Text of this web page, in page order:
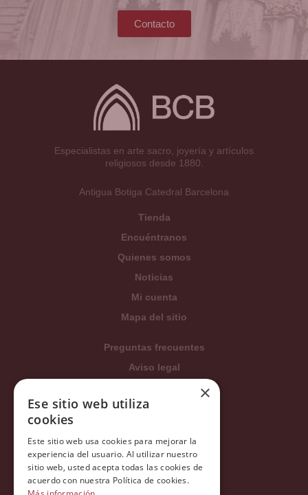
Contacto
Especialistas en arte sacro, joyería y artículos
religiosos desde 1880.
Antigua Botiga Catedral Barcelona
Tienda
Encuéntranos
Quienes somos
Noticias
Mi cuenta
Mapa del sitio
Preguntas frecuentes
Aviso legal
Condiciones generales
Política de privacidad
Política Integrada
Tratamiento de datos
×
Ese sitio web utiliza
cookies
Este sitio web usa cookies para mejorar la
experiencia del usuario. Al utilizar nuestro
sitio web, usted acepta todas las cookies de
acuerdo con nuestra Política de cookies.